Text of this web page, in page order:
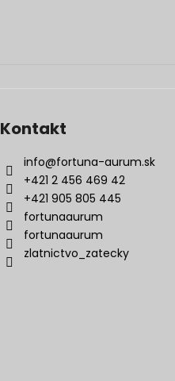
Kontakt
info@fortuna-aurum.sk
+421 2 456 469 42
+421 905 805 445
fortunaaurum
fortunaaurum
zlatnictvo_zatecky